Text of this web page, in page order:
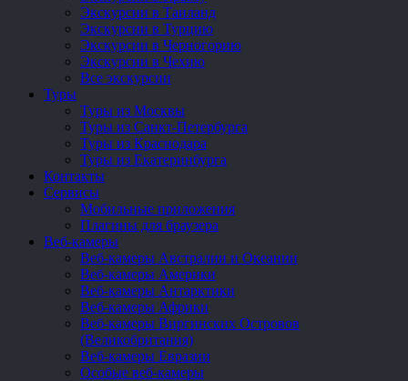
Экскурсии в Таиланд
Экскурсии в Турцию
Экскурсии в Черногорию
Экскурсии в Чехию
Все экскурсии
Туры
Туры из Москвы
Туры из Санкт-Петербурга
Туры из Краснодара
Туры из Екатеринбурга
Контакты
Сервисы
Мобильные приложения
Плагины для браузера
Веб-камеры
Веб-камеры Австралии и Океании
Веб-камеры Америки
Веб-камеры Антарктики
Веб-камеры Африки
Веб-камеры Виргинских Островов
(Великобритания)
Веб-камеры Евразии
Особые веб-камеры